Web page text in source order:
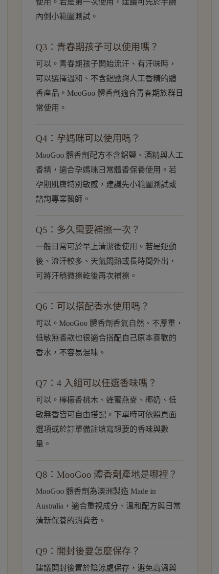
使用。若是第一次使用，建議可先於手腕
內側小範圍測試。
Q3：青春期孩子可以使用嗎？
可以。青春期孩子開始流汗、有汗味時，
可以選擇溫和、不含鋁鹽與人工香精的體
香產品。MooGoo 體香劑適合青春期族群日
常使用。
Q4：孕媽咪可以使用嗎？
MooGoo 體香劑配方不含鋁鹽、酒精與人工
香精，適合孕媽咪日常體香保養使用。若
孕期肌膚特別敏感，建議先小範圍測試或
諮詢專業醫師。
Q5：多久需要補擦一次？
一般日常可於早上清潔後使用。若是運動
後、流汗較多、天氣悶熱或長時間外出，
可將汗稍微擦乾後再次補擦。
Q6：可以搭配香水使用嗎？
可以。MooGoo 體香劑香氣自然、不厚重，
低敏無香款也很適合搭配自己原本喜歡的
香水，不容易混味。
Q7：4 入組可以任選香味嗎？
可以。檸檬香桃木、蜂蜜燕麥、椰奶、低
敏無香皆可自由搭配。下單時可依照頁面
選項或於訂單備註填寫想要的香味與數
量。
Q8：MooGoo 體香劑產地是哪裡？
MooGoo 體香劑為澳洲製造 Made in
Australia，適合重視成分、溫和配方與日常
清新保養的消費者。
Q9：開封後要怎麼保存？
建議開封後置於陰涼處保存，避免高溫與